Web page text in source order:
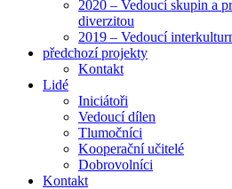
2020 – Vedoucí skupin a
diverzitou
2019 – Vedoucí
předchozí projekty
Kontakt
Lidé
Iniciátoři
Vedoucí dílen
Tlumočníci
Kooperační učitelé
Dobrovolníci
Kontakt